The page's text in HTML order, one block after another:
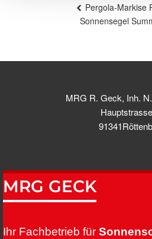
Pergola-Markise
Sonnensegel
MRG R. Geck, Inh.
MRG GECK
Ihr Fachbetrieb für